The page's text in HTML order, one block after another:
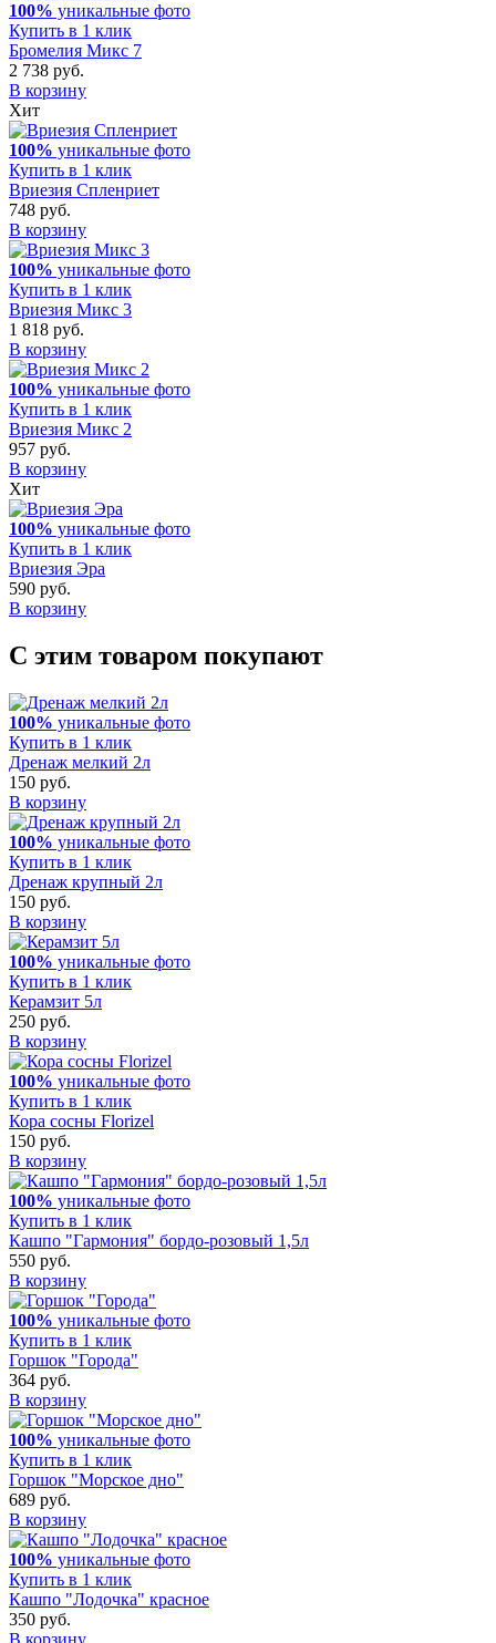
100% уникальные фото
Купить в 1 клик
Бромелия Микс 7
2 738 руб.
В корзину
Хит
100% уникальные фото
Купить в 1 клик
Вриезия Спленриет
748 руб.
В корзину
100% уникальные фото
Купить в 1 клик
Вриезия Микс 3
1 818 руб.
В корзину
100% уникальные фото
Купить в 1 клик
Вриезия Микс 2
957 руб.
В корзину
Хит
100% уникальные фото
Купить в 1 клик
Вриезия Эра
590 руб.
В корзину
С этим товаром покупают
100% уникальные фото
Купить в 1 клик
Дренаж мелкий 2л
150 руб.
В корзину
100% уникальные фото
Купить в 1 клик
Дренаж крупный 2л
150 руб.
В корзину
100% уникальные фото
Купить в 1 клик
Керамзит 5л
250 руб.
В корзину
100% уникальные фото
Купить в 1 клик
Кора сосны Florizel
150 руб.
В корзину
100% уникальные фото
Купить в 1 клик
Кашпо "Гармония" бордо-розовый 1,5л
550 руб.
В корзину
100% уникальные фото
Купить в 1 клик
Горшок "Города"
364 руб.
В корзину
100% уникальные фото
Купить в 1 клик
Горшок "Морское дно"
689 руб.
В корзину
100% уникальные фото
Купить в 1 клик
Кашпо "Лодочка" красное
350 руб.